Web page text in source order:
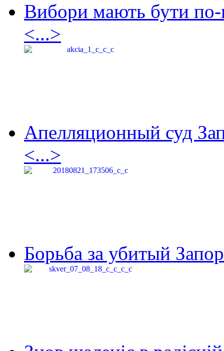
Вибори мають бути по-
<...>
Апелляционный суд
<...>
Борьба за убитый